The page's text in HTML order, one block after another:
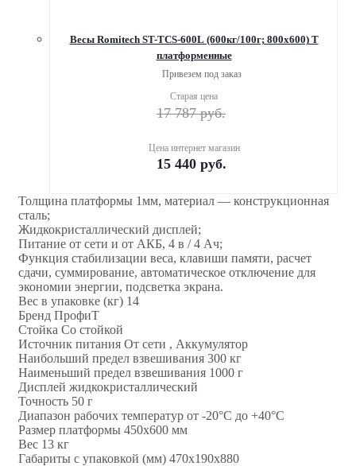
Весы Romitech ST-TCS-600L (600кг/100г; 800х600) Т
платформенные
Привезем под заказ
Старая цена
17 787руб.
Цена интернет магазин
15 440руб.
Толщина платформы 1мм, материал — конструкционная
сталь;
Жидкокристаллический дисплей;
Питание от сети и от АКБ, 4 в / 4 Ач;
Функция стабилизации веса, клавиши памяти, расчет
сдачи, суммирование, автоматическое отключение для
экономии энергии, подсветка экрана.
Вес в упаковке (кг) 14
Бренд ПрофиТ
Стойка Со стойкой
Источник питания От сети , Аккумулятор
Наибольший предел взвешивания 300 кг
Наименьший предел взвешивания 1000 г
Дисплей жидкокристаллический
Точность 50 г
Диапазон рабочих температур от -20°С до +40°C
Размер платформы 450х600 мм
Вес 13 кг
Габариты с упаковкой (мм) 470x190x880